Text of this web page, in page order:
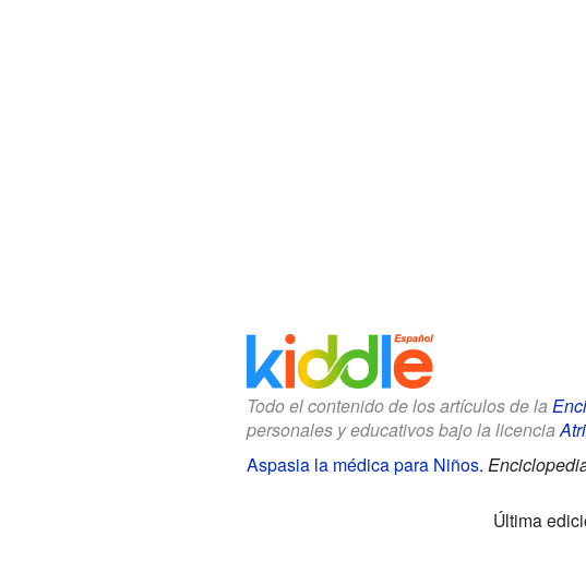
Todo el contenido de los artículos de la
personales y educativos bajo la licencia
Aspasia la médica para Niños.
Última